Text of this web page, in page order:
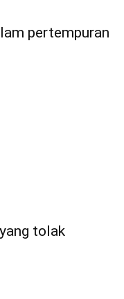
pertempuran
tolak